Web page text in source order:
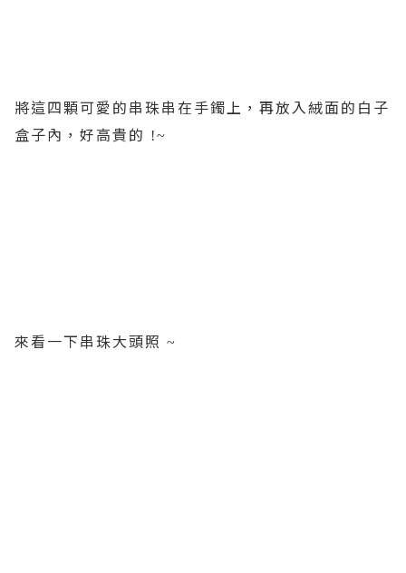
將這四顆可愛的串珠串在手鐲上，再放入絨面的白子
盒子內，好高貴的 !~
來看一下串珠大頭照 ~